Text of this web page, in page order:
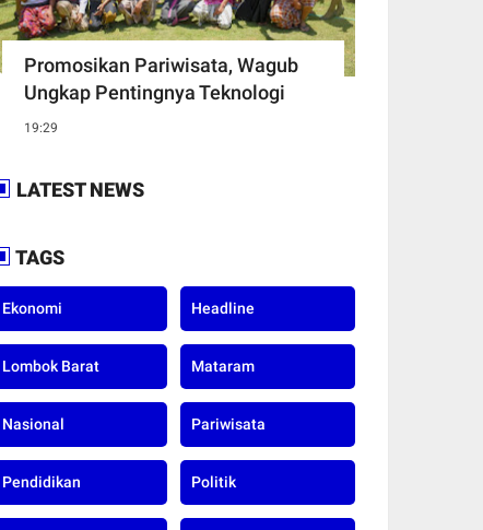
Promosikan Pariwisata, Wagub
Ungkap Pentingnya Teknologi
19:29
LATEST NEWS
TAGS
Ekonomi Headline
Lombok Barat Mataram
Nasional Pariwisata
Pendidikan Politik